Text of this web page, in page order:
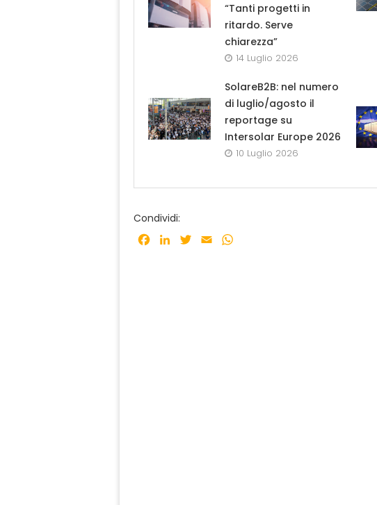
“Tanti progetti in
ritardo. Serve
chiarezza”
14 Luglio 2026
SolareB2B: nel numero
di luglio/agosto il
reportage su
Intersolar Europe 2026
10 Luglio 2026
Condividi:
Facebook
LinkedInTwitter
Email